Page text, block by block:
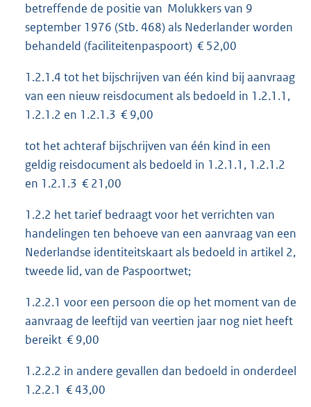
betreffende de positie van Molukkers van 9
september 1976 (Stb. 468) als Nederlander worden
behandeld (faciliteitenpaspoort) € 52,00
1.2.1.4 tot het bijschrijven van één kind bij aanvraag
van een nieuw reisdocument als bedoeld in 1.2.1.1,
1.2.1.2 en 1.2.1.3 € 9,00
tot het achteraf bijschrijven van één kind in een
geldig reisdocument als bedoeld in 1.2.1.1, 1.2.1.2
en 1.2.1.3 € 21,00
1.2.2 het tarief bedraagt voor het verrichten van
handelingen ten behoeve van een aanvraag van een
Nederlandse identiteitskaart als bedoeld in artikel 2,
tweede lid, van de Paspoortwet;
1.2.2.1 voor een persoon die op het moment van de
aanvraag de leeftijd van veertien jaar nog niet heeft
bereikt € 9,00
1.2.2.2 in andere gevallen dan bedoeld in onderdeel
1.2.2.1 € 43,00